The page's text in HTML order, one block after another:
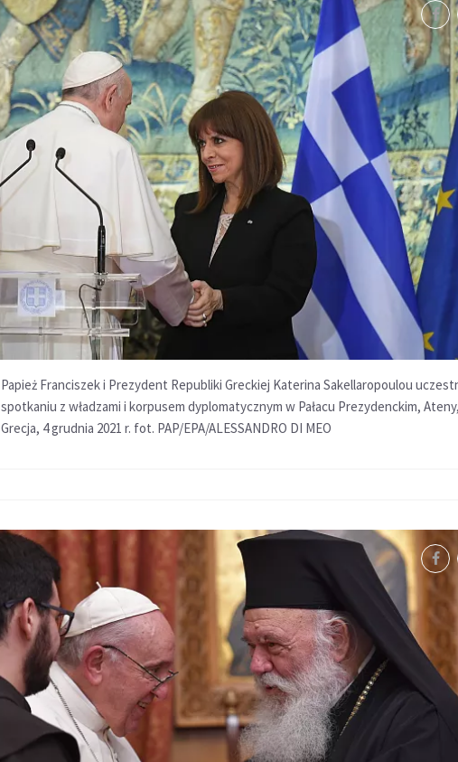
Papież Franciszek i Prezydent Republiki Greckiej Katerina Sakellaropoulou
spotkaniu z władzami i korpusem dyplomatycznym w Pałacu Prezydenckim,
Grecja, 4 grudnia 2021 r. fot. PAP/EPA/ALESSANDRO DI MEO